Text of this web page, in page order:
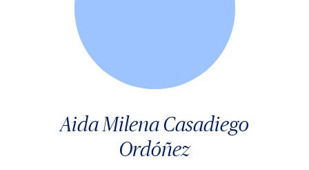
Aida Milena Casadiego
Ordóñez